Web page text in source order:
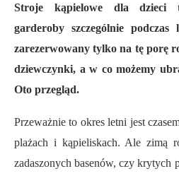
Stroje kąpielowe dla dzieci
garderoby szczególnie
zarezerwowany tylko na tę porę
dziewczynki, a w co możemy
Oto przegląd.
Przeważnie to okres letni jest
plażach i kąpieliskach. Ale zimą
zadaszonych basenów, czy krytych